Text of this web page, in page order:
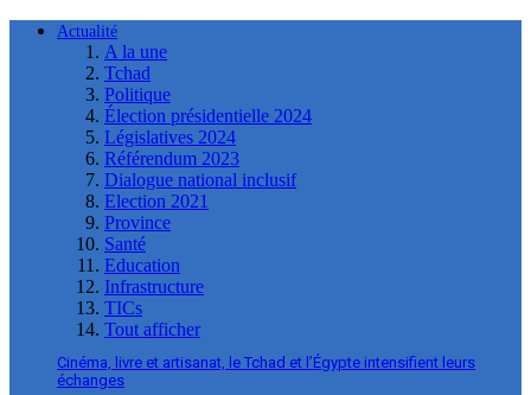
Actualité
A la une
Tchad
Politique
Élection présidentielle 2024
Législatives 2024
Référendum 2023
Dialogue national inclusif
Election 2021
Province
Santé
Education
Infrastructure
TICs
Tout afficher
Cinéma, livre et artisanat, le Tchad et l’Égypte intensifient leurs
échanges